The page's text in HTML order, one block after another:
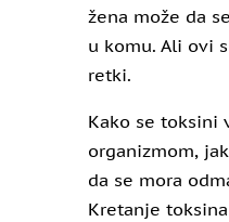
žena može da
u komu. Ali ovi
retki.
Kako se toksini
organizmom,
da se mora
Kretanje